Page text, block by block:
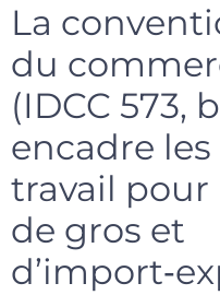
La
du
(IDCC 573,
encadre
travail pour
de gros et